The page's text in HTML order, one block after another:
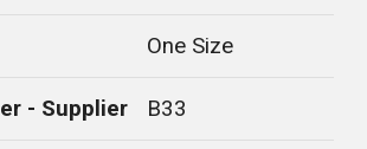
One Size
- Supplier B33